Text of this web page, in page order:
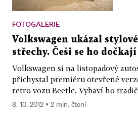
FOTOGALERIE
Volkswagen ukázal
střechy. Češi se ho
Volkswagen si na listopadový
přichystal premiéru otevřené
retro vozu Beetle. Vybaví ho
8. 10. 2012 ▪ 2 min. čtení